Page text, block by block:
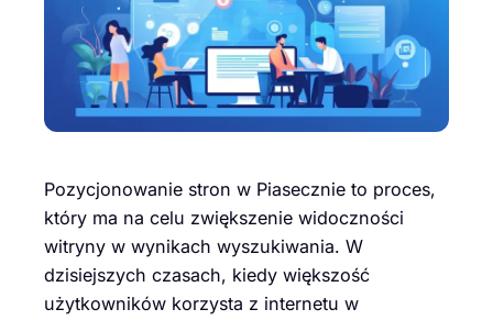
Pozycjonowanie stron w Piasecznie to proces,
który ma na celu zwiększenie widoczności
witryny w wynikach wyszukiwania. W
dzisiejszych czasach, kiedy większość
użytkowników korzysta z internetu w